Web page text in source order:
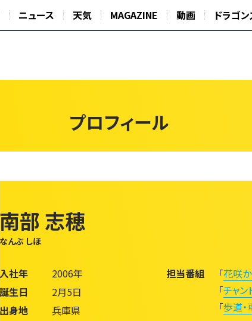
ニュース 天気 MAGAZINE 動画 ドラゴン
プロフィール
南部 志穂
なんぶ しほ
入社年
2006年
誕生日
2月5日
出身地
兵庫県
担当番組 「花咲
「チャン
「歩道